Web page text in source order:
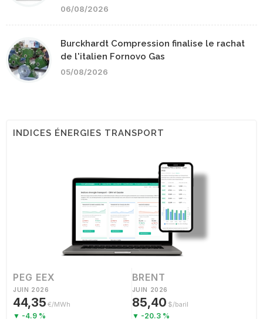
06/08/2026
Burckhardt Compression finalise le rachat
de l'italien Fornovo Gas
05/08/2026
INDICES ÉNERGIES TRANSPORT
PEG EEX
JUIN 2026
44,35 €/MWh
▼ -4.9 %
BRENT
JUIN 2026
85,40 $/baril
▼ -20.3 %